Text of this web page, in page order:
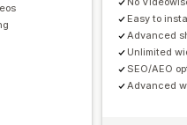
Easy to
Advanced
Unlimited
SEO/AEO
Advanced